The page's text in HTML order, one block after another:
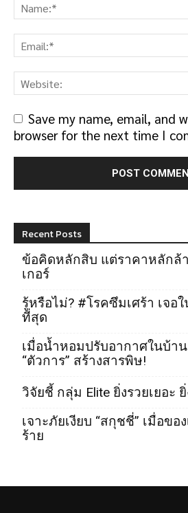
Save my name, email, and
browser for the next time I
Recent Posts
ข้อคิดหลักสิบ แต่ราคาหลักล้
เกอร์
รู้หรือไม่? #โรคซึมเศร้า เจ
ที่สุด
เมื่อน้ำหอมปรับอากาศในบ้า
“ตัวการ” สร้างสารพิษ!
วิจัยชี้ กลุ่ม Elite ยิ่งรวยเยอะ
เจาะภัยเงียบ “สกุชชี่” เมื่อขอ
ร้าย